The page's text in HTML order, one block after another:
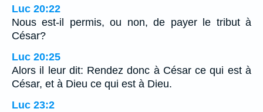
Luc 20:22
Nous est-il permis, ou non, de payer le tribut à
César?
Luc 20:25
Alors il leur dit: Rendez donc à César ce qui est à
César, et à Dieu ce qui est à Dieu.
Luc 23:2